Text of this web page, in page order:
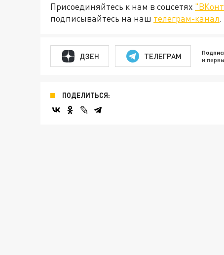
Присоединяйтесь к нам в соцсетях
подписывайтесь на наш телеграм-канал.
ДЗЕН ТЕЛЕГРАМ и
ПОДЕЛИТЬСЯ: